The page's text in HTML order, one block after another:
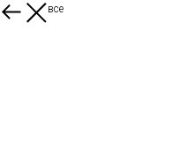
Смотреть все